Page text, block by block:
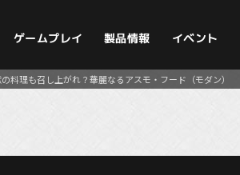
ゲームプレイ 製品情報 イベント
料理も召し上がれ？華麗なるアスモ・フード（モダン）